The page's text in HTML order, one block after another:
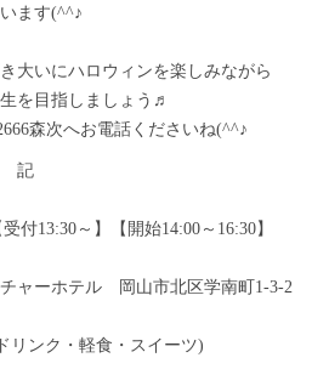
ます(^^♪
大いにハロウィンを楽しみながら
を目指しましょう♬
森次へお電話くださいね(^^♪
～】【開始14:00～16:30】
ーホテル 岡山市北区学南町1-3-2
ンク・軽食・スイーツ)